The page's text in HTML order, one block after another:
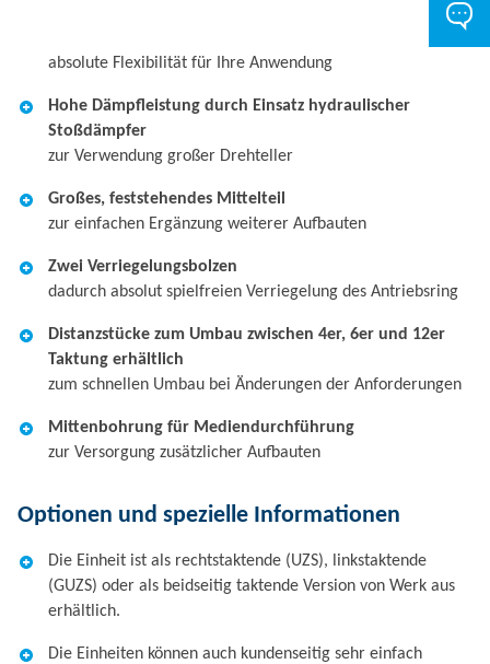
absolute Flexibilität für Ihre Anwendung
Hohe Dämpfleistung durch Einsatz hydraulischer
Stoßdämpfer
zur Verwendung großer Drehteller
Großes, feststehendes Mittelteil
zur einfachen Ergänzung weiterer Aufbauten
Zwei Verriegelungsbolzen
dadurch absolut spielfreien Verriegelung des Antriebsring
Distanzstücke zum Umbau zwischen 4er, 6er und 12er
Taktung erhältlich
zum schnellen Umbau bei Änderungen der Anforderungen
Mittenbohrung für Mediendurchführung
zur Versorgung zusätzlicher Aufbauten
Optionen und spezielle Informationen
Die Einheit ist als rechtstaktende (UZS), linkstaktende
(GUZS) oder als beidseitig taktende Version von Werk aus
erhältlich.
Die Einheiten können auch kundenseitig sehr einfach